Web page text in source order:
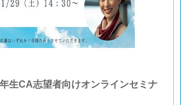
年生CA志望者向けオンラインセミナ